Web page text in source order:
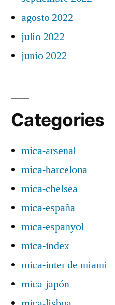
agosto 2022
julio 2022
junio 2022
Categories
mica-arsenal
mica-barcelona
mica-chelsea
mica-españa
mica-espanyol
mica-index
mica-inter de miami
mica-japón